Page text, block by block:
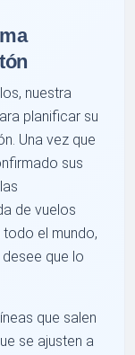
nuestra
planificar su
Una vez que
sus
de vuelos
el mundo,
que lo
que salen
se ajusten a